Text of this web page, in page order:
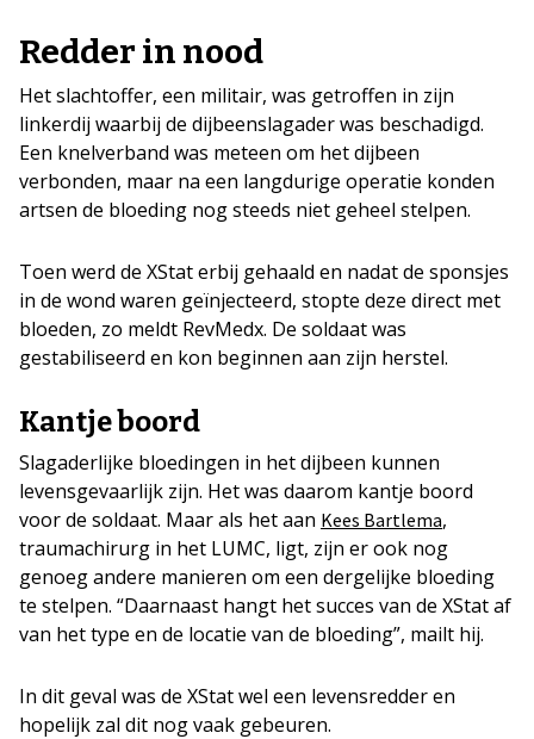
Redder in nood
Het slachtoffer, een militair, was getroffen in zijn
linkerdij waarbij de dijbeenslagader was beschadigd.
Een knelverband was meteen om het dijbeen
verbonden, maar na een langdurige operatie konden
artsen de bloeding nog steeds niet geheel stelpen.
Toen werd de XStat erbij gehaald en nadat de sponsjes
in de wond waren geïnjecteerd, stopte deze direct met
bloeden, zo meldt RevMedx. De soldaat was
gestabiliseerd en kon beginnen aan zijn herstel.
Kantje boord
Slagaderlijke bloedingen in het dijbeen kunnen
levensgevaarlijk zijn. Het was daarom kantje boord
voor de soldaat. Maar als het aan Kees Bartlema,
traumachirurg in het LUMC, ligt, zijn er ook nog
genoeg andere manieren om een dergelijke bloeding
te stelpen. “Daarnaast hangt het succes van de XStat af
van het type en de locatie van de bloeding”, mailt hij.
In dit geval was de XStat wel een levensredder en
hopelijk zal dit nog vaak gebeuren.